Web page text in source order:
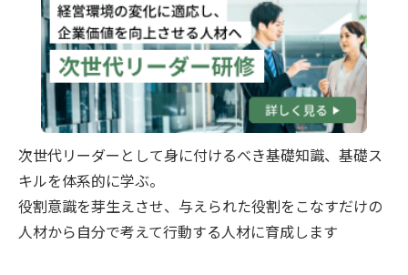
次世代リーダーとして身に付けるべき基礎知識、基礎ス
キルを体系的に学ぶ。
役割意識を芽生えさせ、与えられた役割をこなすだけの
人材から自分で考えて行動する人材に育成します